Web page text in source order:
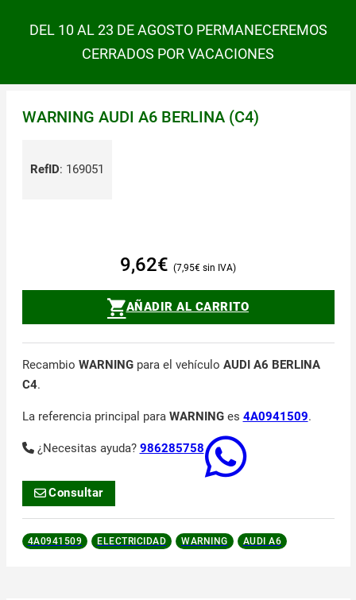
DEL 10 AL 23 DE AGOSTO PERMANECEREMOS
CERRADOS POR VACACIONES
WARNING AUDI A6 BERLINA (C4)
RefID: 169051
9,62€ 7,95€
AÑADIR AL CARRITO
Recambio WARNINGpara el vehículo AUDI A6 BERLINA
C4.
La referencia principal para WARNINGes 4A0941509.
¿Necesitas ayuda? 986285758
Consultar
4A0941509 ELECTRICIDAD WARNING AUDI A6